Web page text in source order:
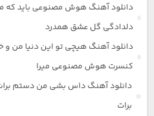
دانلود آهنگ هوش مصنوعی باید که
دلدادگی گل عشق همدرد
دانلود آهنگ هیچی تو این دنیا من و
کنسرت هوش مصنوعی میرا
دانلود آهنگ داس بشی من دستم
برات